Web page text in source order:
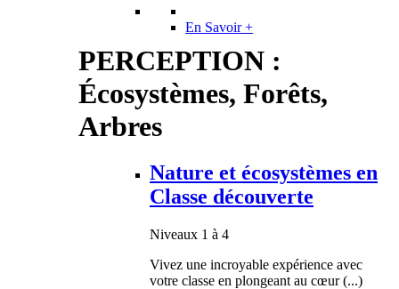
En Savoir +
PERCEPTION :
Écosystèmes, Forêts,
Arbres
Nature et écosystèmes en
Classe découverte
Niveaux 1 à 4
Vivez une incroyable expérience avec
votre classe en plongeant au cœur (...)